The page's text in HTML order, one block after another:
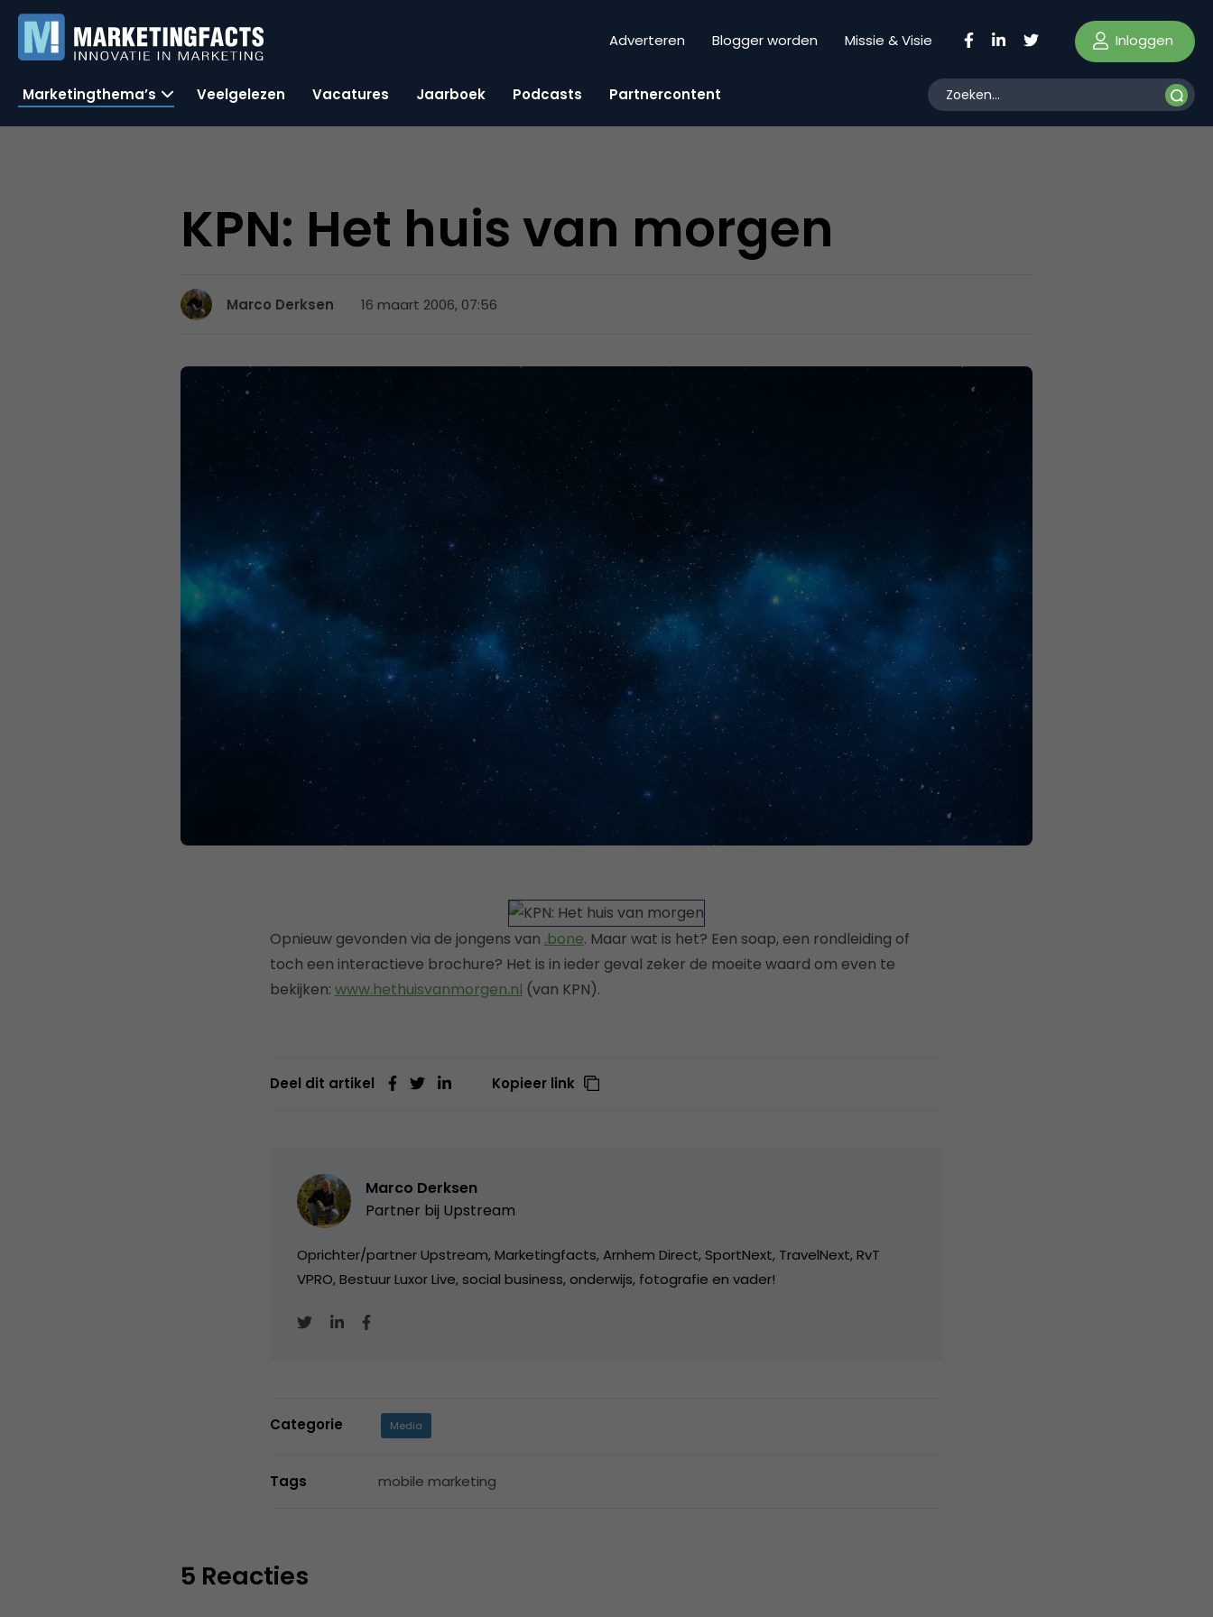
Adverteren Blogger worden Missie & Visie Inloggen
Marketingthema’s Veelgelezen Vacatures Jaarboek Podcasts Partnercontent
KPN: Het huis van morgen
Marco Derksen 16 maart 2006, 07:56
Opnieuw gevonden via de jongens van .bone. Maar wat is het? Een soap, een rondleiding of
toch een interactieve brochure? Het is in ieder geval zeker de moeite waard om even te
bekijken: www.hethuisvanmorgen.nl (van KPN).
Deel dit artikel Kopieer link
Marco Derksen
Partner bij Upstream
Oprichter/partner Upstream, Marketingfacts, Arnhem Direct, SportNext, TravelNext, RvT
VPRO, Bestuur Luxor Live, social business, onderwijs, fotografie en vader!
Categorie Media
Tags mobile marketing
5 Reacties